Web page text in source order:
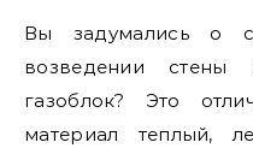
Вы задумались о
возведении
газоблок? Это
материал теплый,